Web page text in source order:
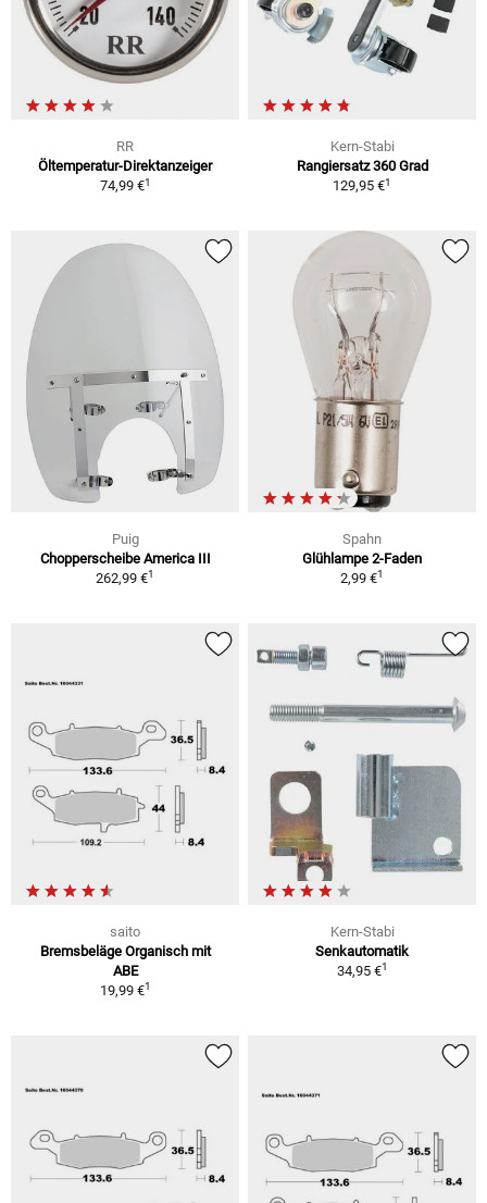
RR
Öltemperatur-Direktanzeiger
74,99 €1
Kern-Stabi
Rangiersatz 360 Grad
129,95 €1
Puig
Chopperscheibe America III
262,99 €1
Spahn
Glühlampe 2-Faden
2,99 €1
saito
Bremsbeläge Organisch mit
ABE
19,99 €1
Kern-Stabi
Senkautomatik
34,95 €1